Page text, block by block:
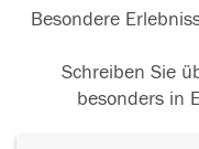
Besondere
Schreiben Sie
besonders in